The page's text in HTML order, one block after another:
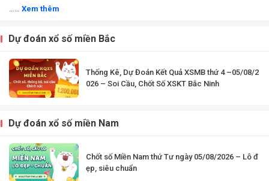
Xem thêm
Dự đoán xổ số miền Bắc
Thống Kê, Dự Đoán Kết Quả XSMB thứ 4 –05/08/2
026 – Soi Cầu, Chốt Số XSKT Bắc Ninh
Dự đoán xổ số miền Nam
Chốt số Miền Nam thứ Tư ngày 05/08/2026 – Lô đ
ẹp, siêu chuẩn